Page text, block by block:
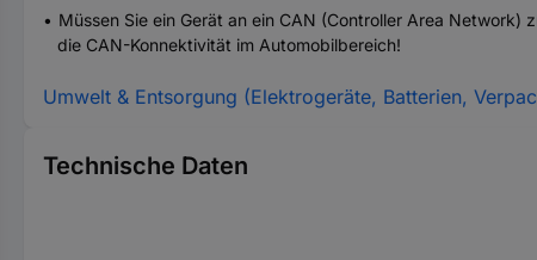
Müssen Sie ein Gerät an ein CAN (Controller Area Network)
die CAN-Konnektivität im Automobilbereich!
Umwelt & Entsorgung (Elektrogeräte, Batterien,
Technische Daten